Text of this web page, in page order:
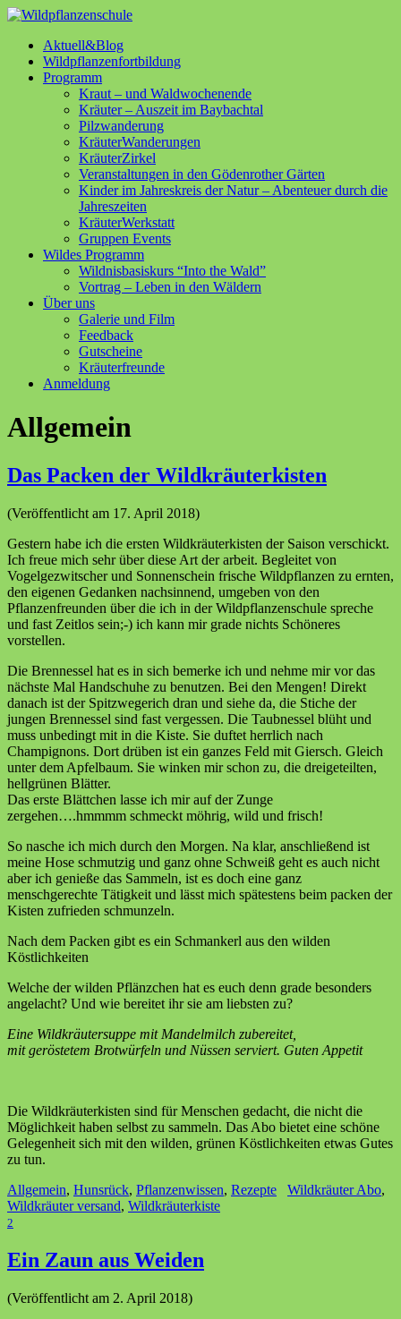
Aktuell&Blog
Wildpflanzenfortbildung
Programm
Kraut – und Waldwochenende
Kräuter – Auszeit im Baybachtal
Pilzwanderung
KräuterWanderungen
KräuterZirkel
Veranstaltungen in den Gödenrother Gärten
Kinder im Jahreskreis der Natur – Abenteuer durch die
Jahreszeiten
KräuterWerkstatt
Gruppen Events
Wildes Programm
Wildnisbasiskurs “Into the Wald”
Vortrag – Leben in den Wäldern
Über uns
Galerie und Film
Feedback
Gutscheine
Kräuterfreunde
Anmeldung
Allgemein
Das Packen der Wildkräuterkisten
(Veröffentlicht am 17. April 2018)
Gestern habe ich die ersten Wildkräuterkisten der Saison verschickt.
Ich freue mich sehr über diese Art der arbeit. Begleitet von
Vogelgezwitscher und Sonnenschein frische Wildpflanzen zu ernten,
den eigenen Gedanken nachsinnend, umgeben von den
Pflanzenfreunden über die ich in der Wildpflanzenschule spreche
und fast Zeitlos sein;-) ich kann mir grade nichts Schöneres
vorstellen.
Die Brennessel hat es in sich bemerke ich und nehme mir vor das
nächste Mal Handschuhe zu benutzen. Bei den Mengen! Direkt
danach ist der Spitzwegerich dran und siehe da, die Stiche der
jungen Brennessel sind fast vergessen. Die Taubnessel blüht und
muss unbedingt mit in die Kiste. Sie duftet herrlich nach
Champignons. Dort drüben ist ein ganzes Feld mit Giersch. Gleich
unter dem Apfelbaum. Sie winken mir schon zu, die dreigeteilten,
hellgrünen Blätter.
Das erste Blättchen lasse ich mir auf der Zunge
zergehen….hmmmm schmeckt möhrig, wild und frisch!
So nasche ich mich durch den Morgen. Na klar, anschließend ist
meine Hose schmutzig und ganz ohne Schweiß geht es auch nicht
aber ich genieße das Sammeln, ist es doch eine ganz
menschgerechte Tätigkeit und lässt mich spätestens beim packen der
Kisten zufrieden schmunzeln.
Nach dem Packen gibt es ein Schmankerl aus den wilden
Köstlichkeiten
Welche der wilden Pflänzchen hat es euch denn grade besonders
angelacht? Und wie bereitet ihr sie am liebsten zu?
Eine Wildkräutersuppe mit Mandelmilch zubereitet,
mit geröstetem Brotwürfeln und Nüssen serviert. Guten Appetit
Die Wildkräuterkisten sind für Menschen gedacht, die nicht die
Möglichkeit haben selbst zu sammeln. Das Abo bietet eine schöne
Gelegenheit sich mit den wilden, grünen Köstlichkeiten etwas Gutes
zu tun.
Allgemein, Hunsrück, Pflanzenwissen, Rezepte Wildkräuter Abo,
Wildkräuter versand, Wildkräuterkiste
2
Ein Zaun aus Weiden
(Veröffentlicht am 2. April 2018)